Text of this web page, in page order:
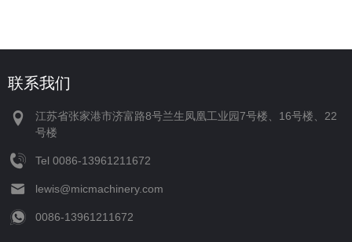
联系我们
江苏省张家港市济富路8号兰生凤凰工业园7号楼、16号楼、22
号楼
Tel ‪0086-13961211672‬
lewis@micmachinery.com
‪0086-13961211672‬